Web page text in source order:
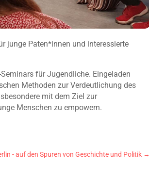
junge Paten*innen und interessierte
für Jugendliche. Eingeladen
Methoden zur Verdeutlichung des
mit dem Ziel zur
Menschen zu empowern.
- auf den Spuren von Geschichte und Politik→